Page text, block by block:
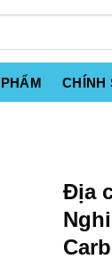
CHÍNH
Địa